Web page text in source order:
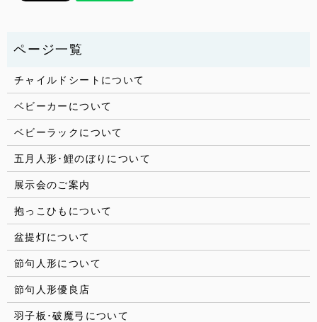
チャイルドシートについて
ベビーカーについて
ベビーラックについて
五月人形･鯉のぼりについて
展示会のご案内
抱っこひもについて
盆提灯について
節句人形について
節句人形優良店
羽子板･破魔弓について